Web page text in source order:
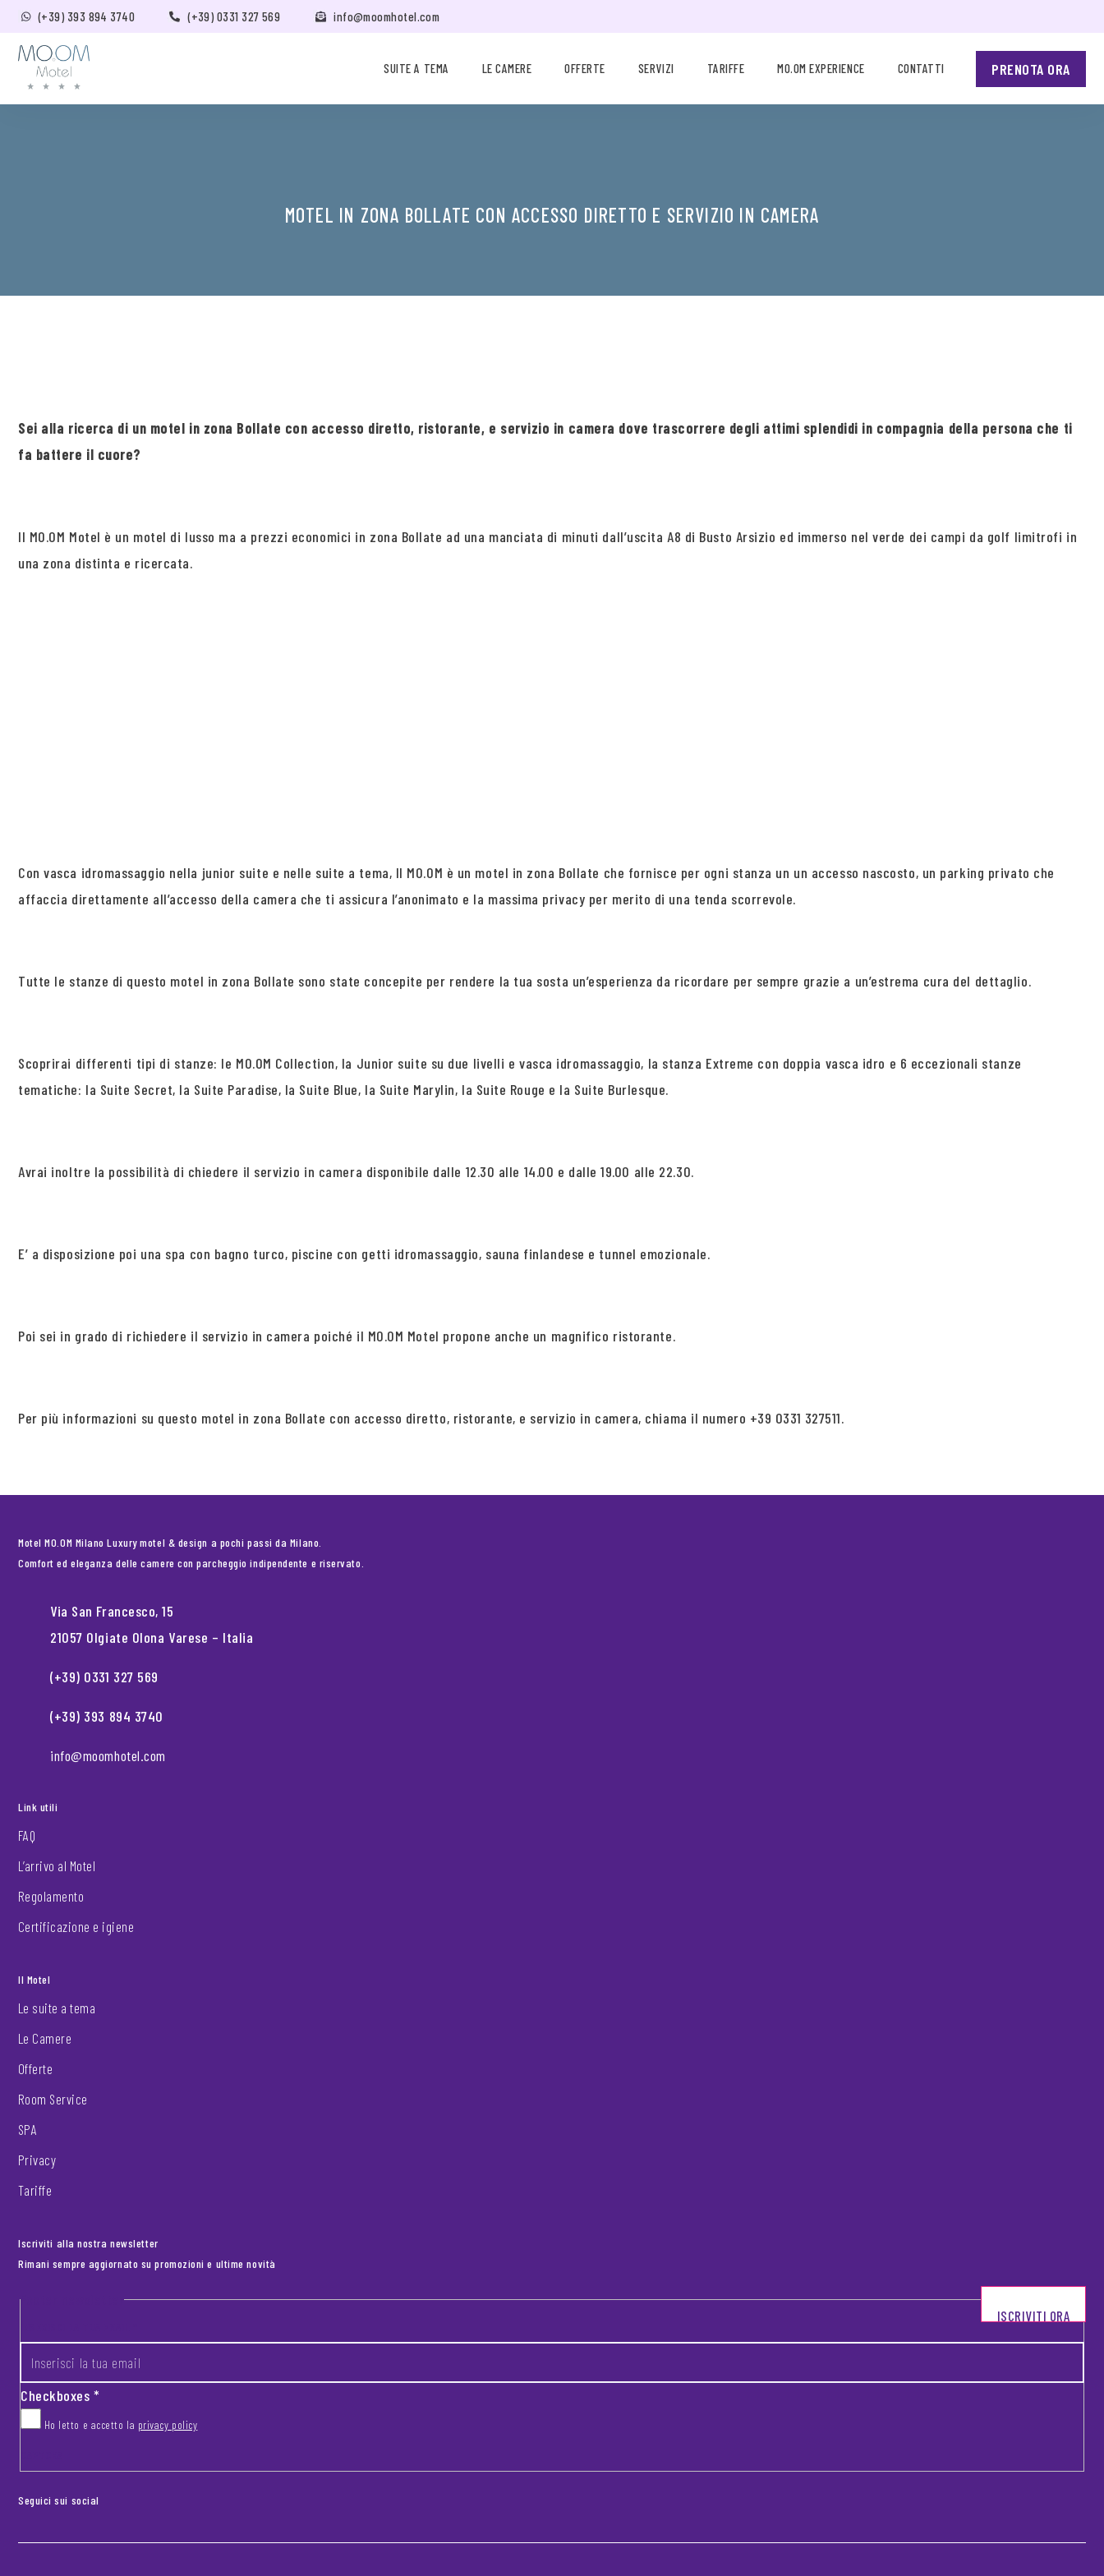
(+39) 393 894 3740 (+39) 0331 327 569 info@moomhotel.com
SUITE A TEMA LE CAMERE OFFERTE SERVIZI TARIFFE MO.OM EXPERIENCE CONTATTI PRENOTA ORA
MOTEL IN ZONA BOLLATE CON ACCESSO DIRETTO E SERVIZIO IN CAMERA
Sei alla ricerca di un motel in zona Bollate con accesso diretto, ristorante, e servizio in camera dove trascorrere degli attimi splendidi in compagnia della persona che ti
fa battere il cuore?
Il MO.OM Motel è un motel di lusso ma a prezzi economici in zona Bollate ad una manciata di minuti dall’uscita A8 di Busto Arsizio ed immerso nel verde dei campi da golf limitrofi in
una zona distinta e ricercata.
Con vasca idromassaggio nella junior suite e nelle suite a tema, Il MO.OM è un motel in zona Bollate che fornisce per ogni stanza un un accesso nascosto, un parking privato che
affaccia direttamente all’accesso della camera che ti assicura l’anonimato e la massima privacy per merito di una tenda scorrevole.
Tutte le stanze di questo motel in zona Bollate sono state concepite per rendere la tua sosta un’esperienza da ricordare per sempre grazie a un’estrema cura del dettaglio.
Scoprirai differenti tipi di stanze: le MO.OM Collection, la Junior suite su due livelli e vasca idromassaggio, la stanza Extreme con doppia vasca idro e 6 eccezionali stanze
tematiche: la Suite Secret, la Suite Paradise, la Suite Blue, la Suite Marylin, la Suite Rouge e la Suite Burlesque.
Avrai inoltre la possibilità di chiedere il servizio in camera disponibile dalle 12.30 alle 14.00 e dalle 19.00 alle 22.30.
E’ a disposizione poi una spa con bagno turco, piscine con getti idromassaggio, sauna finlandese e tunnel emozionale.
Poi sei in grado di richiedere il servizio in camera poiché il MO.OM Motel propone anche un magnifico ristorante.
Per più informazioni su questo motel in zona Bollate con accesso diretto, ristorante, e servizio in camera, chiama il numero +39 0331 327511.
Motel MO.OM Milano Luxury motel & design a pochi passi da Milano.
Comfort ed eleganza delle camere con parcheggio indipendente e riservato.
Via San Francesco, 15
21057 Olgiate Olona Varese – Italia
(+39) 0331 327 569
(+39) 393 894 3740
info@moomhotel.com
Link utili
FAQ
L’arrivo al Motel
Regolamento
Certificazione e igiene
Il Motel
Le suite a tema
Le Camere
Offerte
Room Service
SPA
Privacy
Tariffe
Iscriviti alla nostra newsletter
Rimani sempre aggiornato su promozioni e ultime novità
Footer newsletter
Checkboxes*
Ho letto e accetto la privacy policy
ISCRIVITI ORA
Seguici sui social